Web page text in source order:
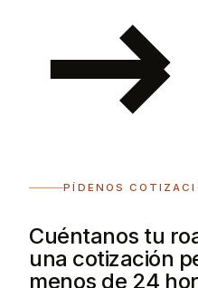
PÍDENOS
Cuéntanos tu
una cotización
menos de 24